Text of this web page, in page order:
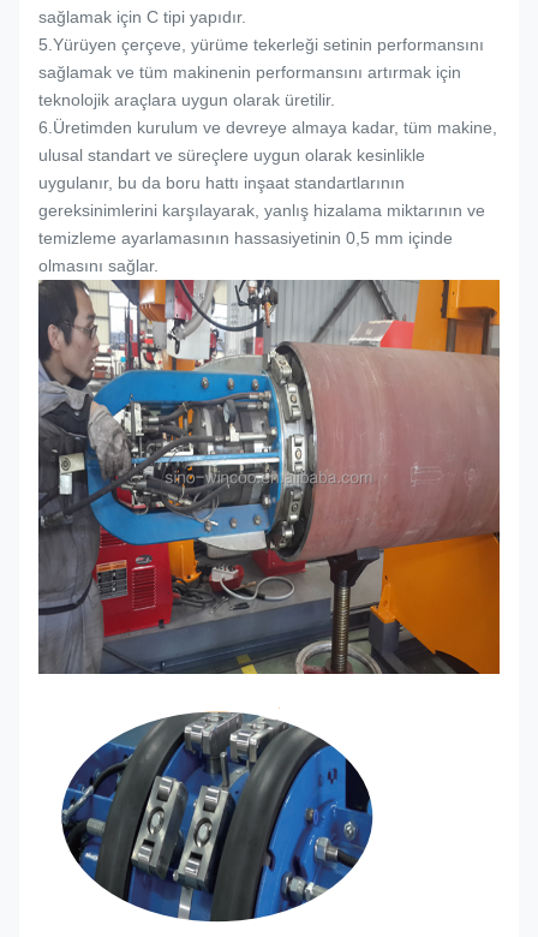
sağlamak için C tipi yapıdır.
5. Yürüyen çerçeve, yürüme tekerleği setinin performansını
sağlamak ve tüm makinenin performansını artırmak için
teknolojik araçlara uygun olarak üretilir.
6. Üretimden kurulum ve devreye almaya kadar, tüm makine,
ulusal standart ve süreçlere uygun olarak kesinlikle
uygulanır, bu da boru hattı inşaat standartlarının
gereksinimlerini karşılayarak, yanlış hizalama miktarının ve
temizleme ayarlamasının hassasiyetinin 0,5 mm içinde
olmasını sağlar.